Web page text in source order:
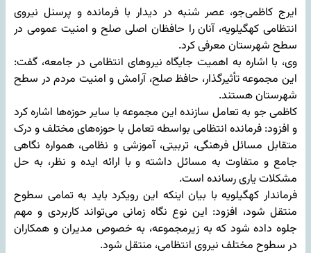
ایرج کاظمی‌جو، عصر شنبه در دیدار با فرمانده و پرسنل نیروی
انتظامی کهگیلویه، آنان را حافظان اصلی صلح و امنیت عمومی در
سطح شهرستان معرفی کرد.
وی، با اشاره به اهمیت جایگاه نیروهای انتظامی در جامعه، گفت:
این مجموعه تأثیرگذار، حافظ صلح، آرامش و امنیت مردم در سطح
شهرستان هستند.
کاظمی جو به تعامل سازنده این مجموعه با سایر حوزه‌ها اشاره کرد
و افزود: فرمانده انتظامی بواسطه تعامل با حوزه‌های مختلف و درک
متقابل مسائل فرهنگی، تربیتی، آموزشی و نظامی، همواره نگاهی
جامع و متفاوت به مسائل داشته‌ و با ارائه ایده و نظر، به حل
مشکلات یاری رسانده است.
فرماندار کهگیلویه با بیان اینکه این رویکرد باید به تمامی سطوح
منتقل شود، افزود: این نوع نگاه زمانی می‌تواند کاربردی و مهم
جلوه داده شود که به زیرمجموعه، به خصوص مدیران و همکاران
در سطوح مختلف نیروی انتظامی، منتقل شود.